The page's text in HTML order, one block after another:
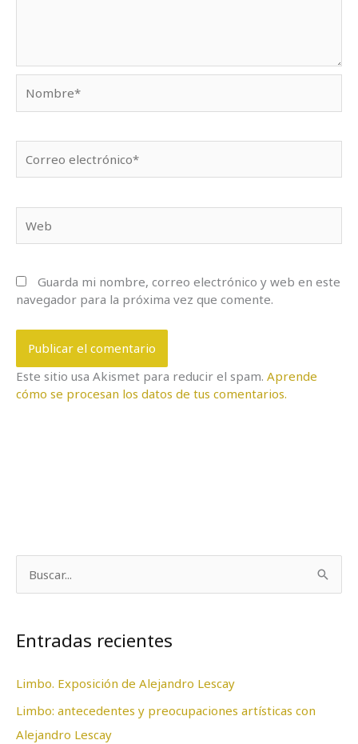
electrónico*
Guarda mi nombre, correo electrónico y web en este
navegador para la próxima vez que comente.
Este sitio usa Akismet para reducir el spam. Aprende
cómo se procesan los datos de tus comentarios.
cEntradas recientes
Limbo. Exposición de Alejandro Lescay
Limbo: antecedentes y preocupaciones artísticas con
Alejandro Lescay